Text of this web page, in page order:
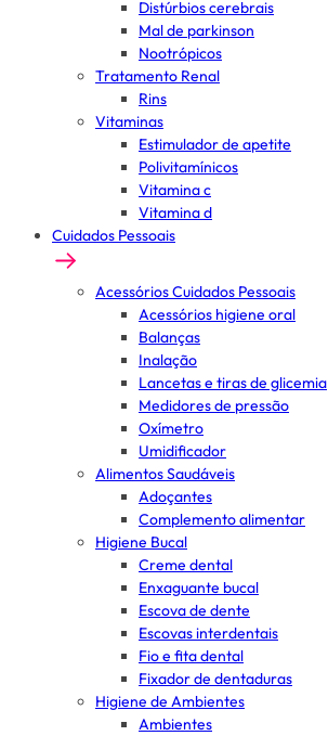
Distúrbios cerebrais
Mal de parkinson
Nootrópicos
Tratamento Renal
Rins
Vitaminas
Estimulador de apetite
Polivitamínicos
Vitamina c
Vitamina d
Cuidados Pessoais
Acessórios Cuidados Pessoais
Acessórios higiene oral
Balanças
Inalação
Lancetas e tiras de glicemia
Medidores de pressão
Oxímetro
Umidificador
Alimentos Saudáveis
Adoçantes
Complemento alimentar
Higiene Bucal
Creme dental
Enxaguante bucal
Escova de dente
Escovas interdentais
Fio e fita dental
Fixador de dentaduras
Higiene de Ambientes
Ambientes